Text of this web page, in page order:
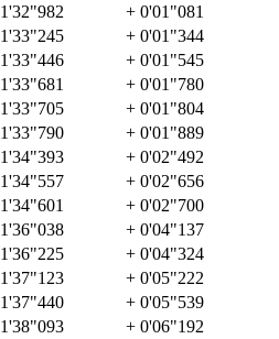
1'32"982 + 0'01"081
1'33"245 + 0'01"344
1'33"446 + 0'01"545
1'33"681 + 0'01"780
1'33"705 + 0'01"804
1'33"790 + 0'01"889
1'34"393 + 0'02"492
1'34"557 + 0'02"656
1'34"601 + 0'02"700
1'36"038 + 0'04"137
1'36"225 + 0'04"324
1'37"123 + 0'05"222
1'37"440 + 0'05"539
1'38"093 + 0'06"192